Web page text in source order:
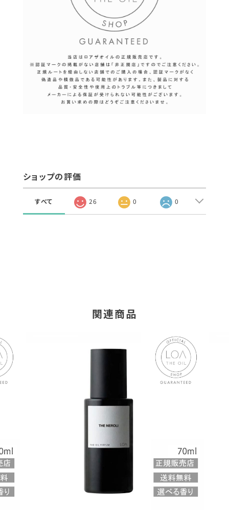
ショップの評価
すべて 26 0 0
関連商品